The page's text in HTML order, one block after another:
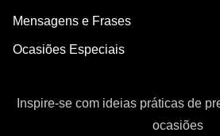
Mensagens e Frases
Ocasiões Especiais
Inspire-se com ideias práticas de
ocasiões